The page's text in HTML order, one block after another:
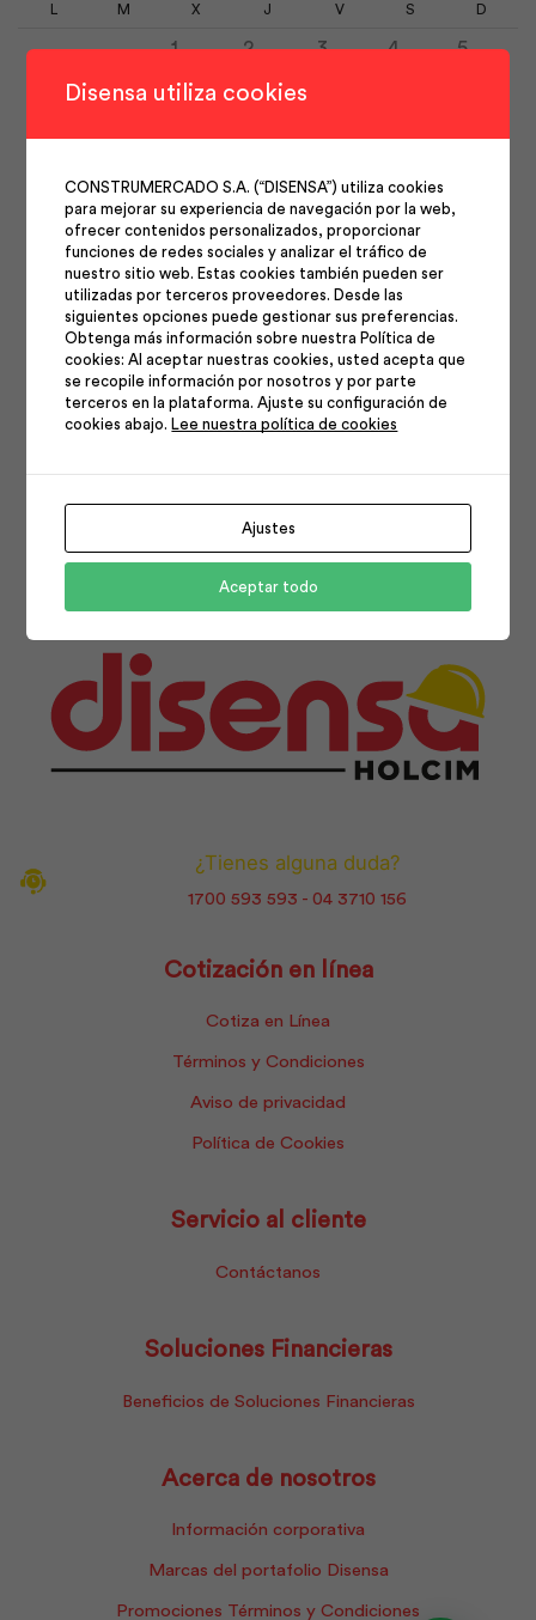
M X J V S D
1 2 3 4
5
7 8 9
28 29 30 31
Síguenos en nuestras
redes
Facebook
¿Tienes alguna duda?
1700 593 593 - 04 3710 156
Cotización en línea
Cotiza en Línea
Términos y Condiciones
Aviso de privacidad
Política de Cookies
Servicio al cliente
Contáctanos
Soluciones Financieras
Beneficios de Soluciones Financieras
Acerca de nosotros
Información corporativa
Marcas del portafolio Disensa
Promociones Términos y Condiciones
Disensa utiliza cookies
CONSTRUMERCADO S.A. (“DISENSA”) utiliza cookies
para mejorar su experiencia de navegación por la web,
ofrecer contenidos personalizados, proporcionar
funciones de redes sociales y analizar el tráfico de
nuestro sitio web. Estas cookies también pueden ser
utilizadas por terceros proveedores. Desde las
siguientes opciones puede gestionar sus preferencias.
Obtenga más información sobre nuestra Política de
cookies: Al aceptar nuestras cookies, usted acepta que
se recopile información por nosotros y por parte
terceros en la plataforma. Ajuste su configuración de
cookies abajo. Lee nuestra política de cookies
Ajustes
Aceptar todo